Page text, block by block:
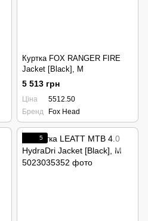
Куртка FOX RANGER FIRE
Jacket [Black], M
5 513 грн
Ціна
5512.50
Бренд
Fox Head
5